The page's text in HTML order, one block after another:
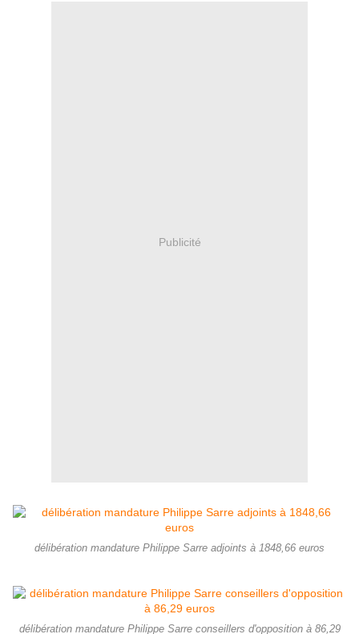
Publicité
délibération mandature Philippe Sarre adjoints à 1848,66 euros
délibération mandature Philippe Sarre conseillers d'opposition à 86,29